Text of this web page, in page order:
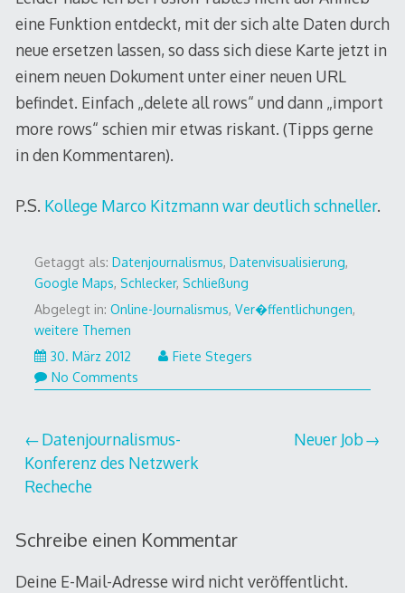
eine Funktion entdeckt, mit der sich alte Daten durch
neue ersetzen lassen, so dass sich diese Karte jetzt in
einem neuen Dokument unter einer neuen URL
befindet. Einfach „delete all rows“ und dann „import
more rows“ schien mir etwas riskant. (Tipps gerne
in den Kommentaren).
P.S. Kollege Marco Kitzmann war deutlich schneller.
Getaggt als: Datenjournalismus, Datenvisualisierung,
Google Maps, Schlecker, Schließung
Abgelegt in: Online-Journalismus, Ver�ffentlichungen,
weitere Themen
30. März 201230.
März
Fiete Stegers
No Comments
Beitragsnavigation
Datenjournalismus-
Konferenz des Netzwerk
Recheche
Neuer Job
Schreibe einen Kommentar
Deine E-Mail-Adresse wird nicht veröffentlicht.